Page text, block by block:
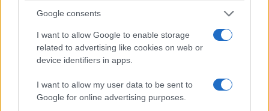
Google consents
I want to allow Google to enable storage
related to advertising like cookies on web or
device identifiers in apps.
I want to allow my user data to be sent to
Google for online advertising purposes.
ΕΛΛΑΔΑ
Μυστράς: «Μου απαγόρευε να μπω» – Η
μαρτυρία της αδελφής για το
ξενοδοχείο-«φρούριο»